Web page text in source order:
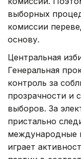
выборных
комиссии
основу.
Центральная
Генеральная
контроль за
прозрачности и
выборов. За
пристально
международные
играет